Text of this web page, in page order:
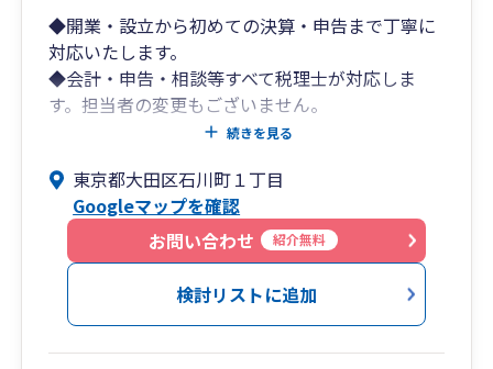
◆開業・設立から初めての決算・申告まで丁寧に
対応いたします。
◆会計・申告・相談等すべて税理士が対応しま
す。担当者の変更もございません。
◆メール、ZOOM、チャット等お客様に合わせて
◆お客様に合った会計ソフト導入を支援いたしま
す。
◆日本全国対応いたします。
◆融資支援いたします。
続きを見る
東京都大田区石川町１丁目
Googleマップを確認
お問い合わせ
紹介無料
検討リストに追加